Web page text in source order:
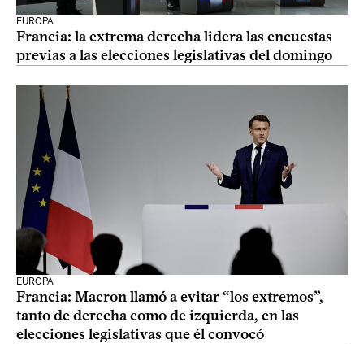
EUROPA
Francia: la extrema derecha lidera las encuestas
previas a las elecciones legislativas del domingo
EUROPA
Francia: Macron llamó a evitar “los extremos”,
tanto de derecha como de izquierda, en las
elecciones legislativas que él convocó